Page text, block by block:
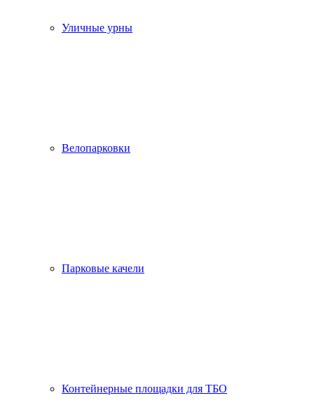
Уличные урны
Велопарковки
Парковые качели
Контейнерные площадки для ТБО